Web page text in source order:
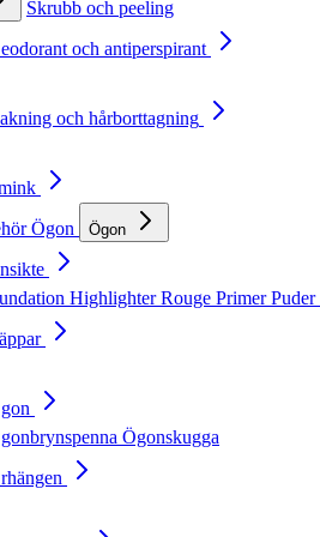
Skrubb och peeling
och antiperspirant
och hårborttagning
Ögon Ögon
HighlighterRouge PrimerPuder
Ögonskugga